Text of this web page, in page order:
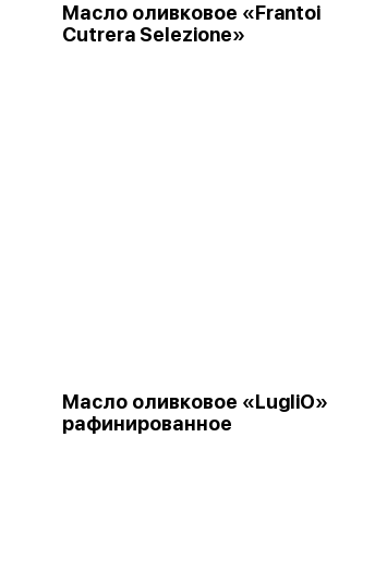
Масло оливковое «Frantoi
Cutrera Selezione»
Масло оливковое «LugliO»
рафинированное